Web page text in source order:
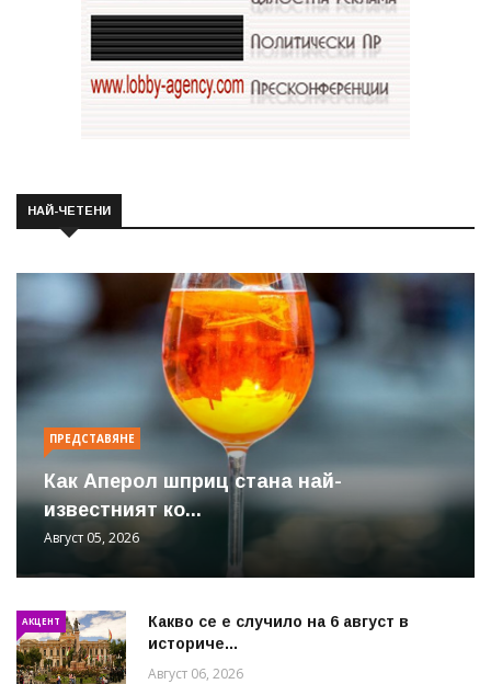
НАЙ-ЧЕТЕНИ
ПРЕДСТАВЯНЕ
Как Аперол шприц стана най-
известният ко...
Август 05, 2026
АКЦЕНТ
Какво се е случило на 6 август в
историче...
Август 06, 2026